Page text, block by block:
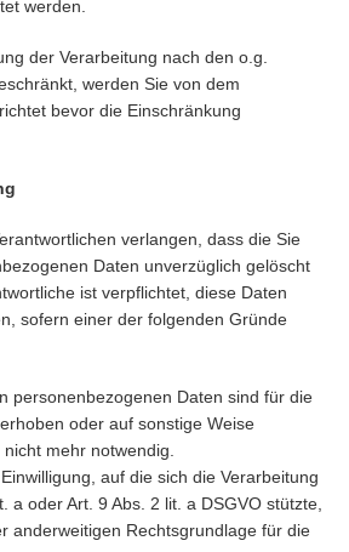
werden.
der Verarbeitung nach den o.g.
werden Sie von dem
bevor die Einschränkung
verlangen, dass die Sie
Daten unverzüglich gelöscht
ist verpflichtet, diese Daten
sofern einer der folgenden Gründe
personenbezogenen Daten sind für die
oder auf sonstige Weise
mehr notwendig.
auf die sich die Verarbeitung
a oder Art. 9 Abs. 2 lit. a DSGVO stützte,
anderweitigen Rechtsgrundlage für die